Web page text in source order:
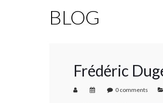
BLOG
Frédéric
0 comments